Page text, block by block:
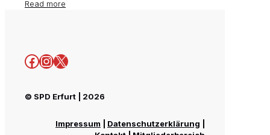
Read more
Facebook
Instagram
X
© SPD Erfurt | 2026
Impressum Datenschutzerklärung